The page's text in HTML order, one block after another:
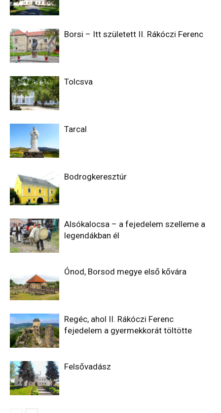
Borsi – Itt született II. Rákóczi Ferenc
Tolcsva
Tarcal
Bodrogkeresztúr
Alsókalocsa – a fejedelem szelleme a
legendákban él
Ónod, Borsod megye első kővára
Regéc, ahol II. Rákóczi Ferenc
fejedelem a gyermekkorát töltötte
Felsővadász